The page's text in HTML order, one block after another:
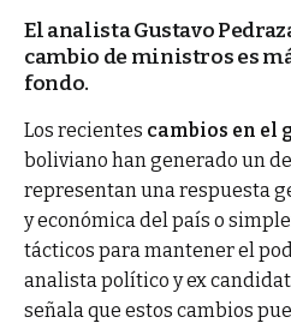
El analista Gustavo
cambio de ministros es
fondo.
Los recientes cambios en el
boliviano han generado un
representan una respuesta
y económica del país o
tácticos para mantener el
analista político y ex
señala que estos cambios